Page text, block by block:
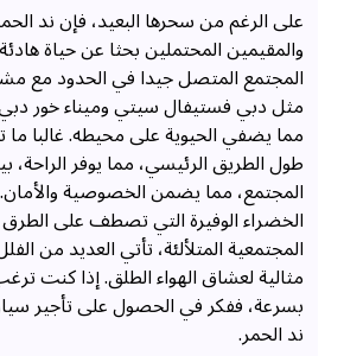
على الرغم من سحرها البعيد، فإن ند
والمقيمين المحتملين بحثا عن حياة
المجتمع المتصل جيدا في الحدود مع
مثل دبي فستيفال سيتي وميناء خور دبي
مما يضفي الحيوية على محيطه. غالبا
طول الطريق الرئيسي، مما يوفر الراحة،
المجتمع، مما يضمن الخصوصية
الخضراء الوفيرة التي تصطف على
المجتمعية المتلألئة، تأتي العديد من
مثالية لعشاق الهواء الطلق. إذا كنت
بسرعة، ففكر في الحصول على تأجير
ند الحمر.